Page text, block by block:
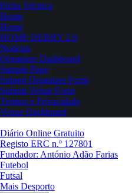
Ficha Técnica
Home
Home
HOME DERBY 2.0
Notícias
Organizer Dashboard
Sample Page
Submit Organizer Form
Submit Venue Form
Termos e Privacidade
Venue Dashboard
Diário Online Gratuito
Registo ERC n.º 127801
Fundador: António Adão Farias
Futebol
Futsal
Mais Desporto